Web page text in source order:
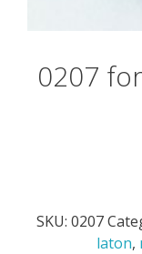
0207
SKU: 0207
laton,